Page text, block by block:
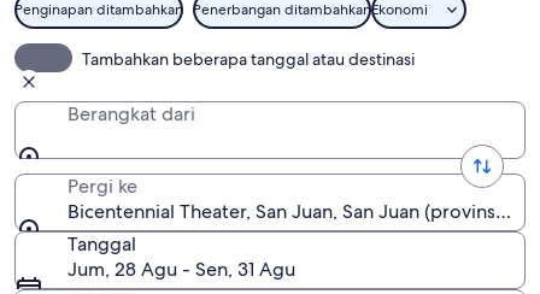
Penginapan ditambahkan Penerbangan ditambahkanEkonomi
Tambahkan beberapa tanggal atau destinasi
Berangkat dari
Pergi ke
Bicentennial Theater, San Juan, San Juan (provinsi),
Tanggal
Jum, 28 Agu - Sen, 31 Agu